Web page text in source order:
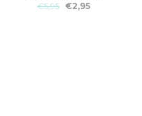
€5,95 €2,95